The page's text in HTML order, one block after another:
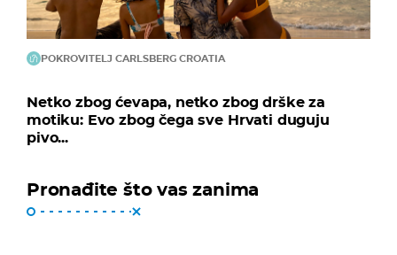
POKROVITELJ CARLSBERG CROATIA
Netko zbog ćevapa, netko zbog drške za
motiku: Evo zbog čega sve Hrvati duguju
pivo...
Pronađite što vas zanima